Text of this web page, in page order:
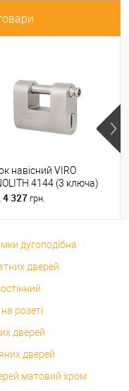
навісний VIRO
4144 (3 ключа)
4 327 грн.
дугоподібна
дверей
розеті
дверей
дверей
матовий хром